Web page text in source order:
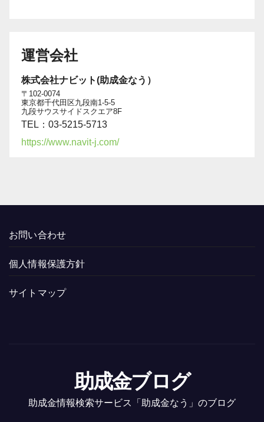
運営会社
株式会社ナビット(助成金なう）
〒102-0074
東京都千代田区九段南1-5-5
九段サウスサイドスクエア8F
TEL：03-5215-5713
https://www.navit-j.com/
お問い合わせ
個人情報保護方針
サイトマップ
助成金ブログ
助成金情報検索サービス「助成金なう」のブログ